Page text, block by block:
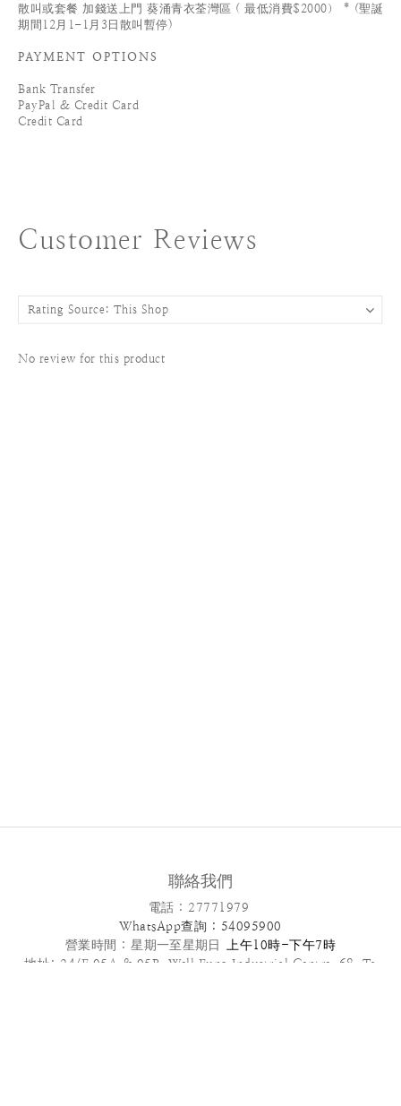
散叫或套餐 加錢送上門 葵涌青衣荃灣區 ( 最低消費$2000） * (聖誕
期間12月1-1月3日散叫暫停)
PAYMENT OPTIONS
Bank Transfer
PayPal & Credit Card
Credit Card
Customer Reviews
No review for this product
聯絡我們
電話 : 27771979
WhatsApp查詢 : 54095900
營業時間 :星期一至星期日
上午10時-下午7時
地址: 24/F,05A & 05B ,Well Fung Industrial Centre, 68 Ta